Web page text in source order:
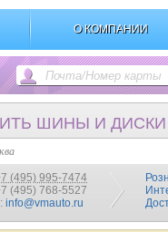
О КОМПАНИИ
ШИНЫ И ДИСКИ
(495) 995-7474
(495) 768-5527
info@vmauto.ru